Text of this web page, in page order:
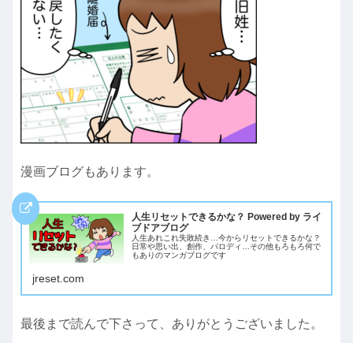
漫画ブログもあります。
人生リセットできるかな？ Powered by ライ
ブドアブログ
人生あれこれ失敗続き…今からリセットできるかな？
日常や思い出、創作、パロディ…その他もろもろ何で
もありのマンガブログです
jreset.com
最後まで読んで下さって、ありがとうございました。